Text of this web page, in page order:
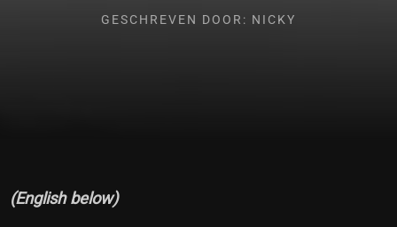
GESCHREVEN DOOR: NICKY
(English below)